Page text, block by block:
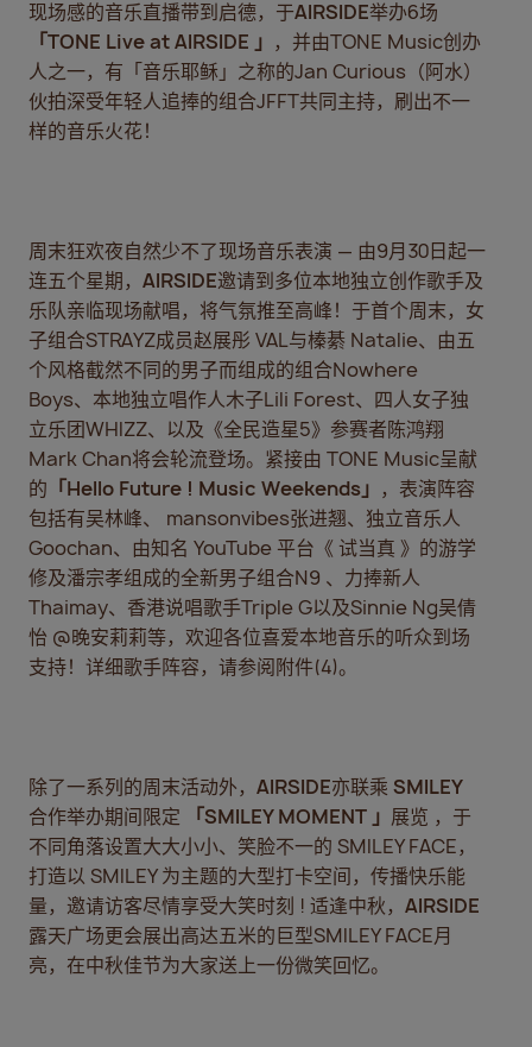
现场感的音乐直播带到启德，于AIRSIDE举办6场
「TONE Live at AIRSIDE 」 ，并由TONE Music创办
人之一，有「音乐耶稣」之称的Jan Curious（阿水）
伙拍深受年轻人追捧的组合JFFT共同主持，刷出不一
样的音乐火花！
周末狂欢夜自然少不了现场音乐表演 — 由9月30日起一
连五个星期， AIRSIDE邀请到多位本地独立创作歌手及
乐队亲临现场献唱，将气氛推至高峰！于首个周末，女
子组合STRAYZ成员赵展彤 VAL与榛綦 Natalie、由五
个风格截然不同的男子而组成的组合Nowhere
Boys、本地独立唱作人木子Lili Forest、四人女子独
立乐团WHIZZ、以及《全民造星5》参赛者陈鸿翔
Mark Chan将会轮流登场。紧接由 TONE Music呈献
的 「Hello Future ! Music Weekends」 ，表演阵容
包括有吴林峰、 mansonvibes张进翘、独立音乐人
Goochan、由知名 YouTube 平台《 试当真 》的游学
修及潘宗孝组成的全新男子组合N9 、力捧新人
Thaimay、香港说唱歌手Triple G以及Sinnie Ng吴倩
怡 @晚安莉莉等，欢迎各位喜爱本地音乐的听众到场
支持！详细歌手阵容，请参阅附件(4)。
除了一系列的周末活动外， AIRSIDE亦联乘 SMILEY
合作举办期间限定
「SMILEY MOMENT 」 展览 ，于
不同角落设置大大小小、笑脸不一的 SMILEY FACE，
打造以 SMILEY 为主题的大型打卡空间，传播快乐能
量，邀请访客尽情享受大笑时刻 ! 适逢中秋， AIRSIDE
露天广场更会展出高达五米的巨型SMILEY FACE月
亮，在中秋佳节为大家送上一份微笑回忆。